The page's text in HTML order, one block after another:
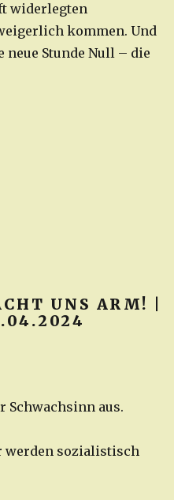
widerlegten
kommen. Und
neue Stunde Null – die
UNS ARM! |
Schwachsinn aus.
werden sozialistisch